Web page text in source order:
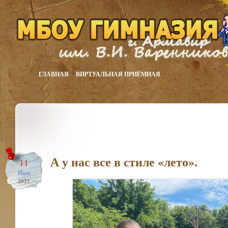
ГЛАВНАЯ ВИРТУАЛЬНАЯ ПРИЁМНАЯ
11
Июн
2021
А у нас все в стиле «лето».